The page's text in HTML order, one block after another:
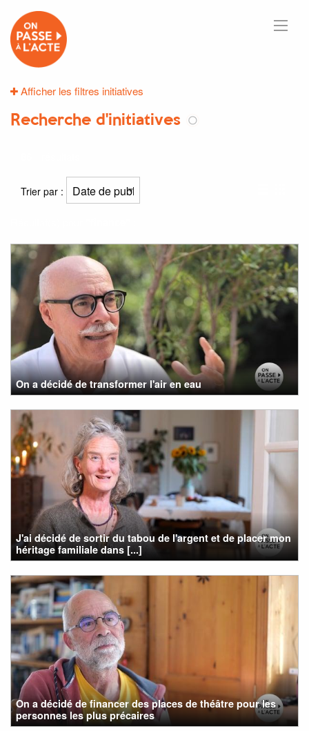
Afficher les filtres initiatives
Recherche d'initiatives
Trier par :
On a décidé de transformer l'air en eau
J'ai décidé de sortir du tabou de l'argent et de placer mon
héritage familiale dans [...]
On a décidé de financer des places de théâtre pour les
personnes les plus précaires